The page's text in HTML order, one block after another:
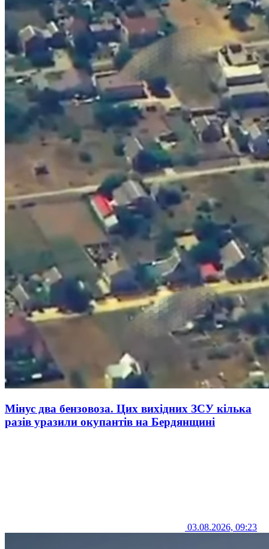
Мінус два бензовоза. Цих вихідних ЗСУ кілька
разів уразили окупантів на Бердянщині
03.08.2026, 09:23